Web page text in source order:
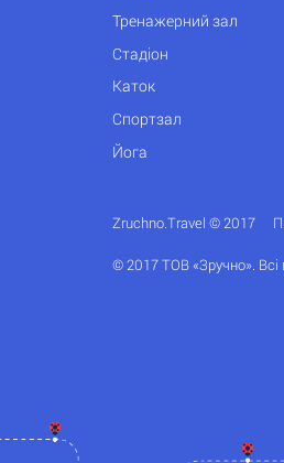
Тренажерний зал
Стадіон
Каток
Спортзал
Йога
Zruchno.Travel © 2017
© 2017 ТОВ «Зручно». Всі